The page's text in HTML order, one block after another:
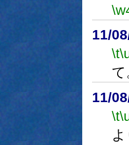
11/
\t
て
11/
\t